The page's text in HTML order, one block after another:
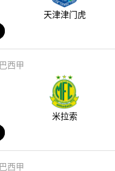
天津津门虎
巴西甲
米拉索
巴西甲